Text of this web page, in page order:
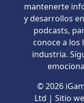
mantenerte
y desarrollos
podcasts,
conoce a los
industria.
© 2026
Ltd | Sitio